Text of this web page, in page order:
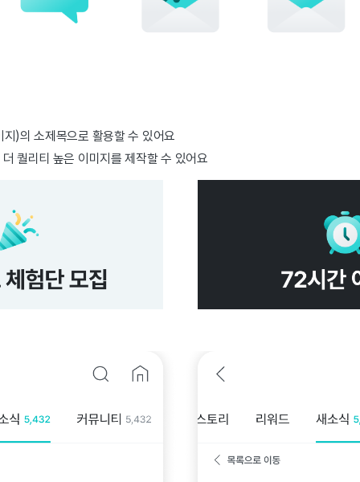
)의 소제목으로 활용할 수 있어요
퀄리티 높은 이미지를 제작할 수 있어요